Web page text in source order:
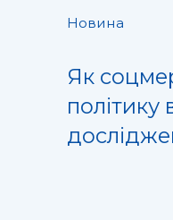
Новина
Як
політику